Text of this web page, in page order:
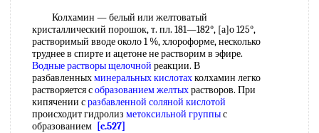
Колхамин — белый или желтоватый
кристаллический порошок, т. пл. 181—182°, [а]о 125°,
растворимый вводе около 1 %, хлороформе, несколько
труднее в спирте и ацетоне не растворим в эфире.
Водные растворы щелочной реакции. В
разбавленныхминеральных кислотахколхамин легко
растворяется собразованием желтыхрастворов. При
кипячении сразбавленной соляной кислотой
происходит гидролиз метоксильной группыс
образованием [c.527]